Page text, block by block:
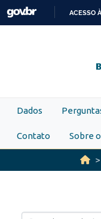
Skip to main content
ACESSO
Dados
Contato Sobre